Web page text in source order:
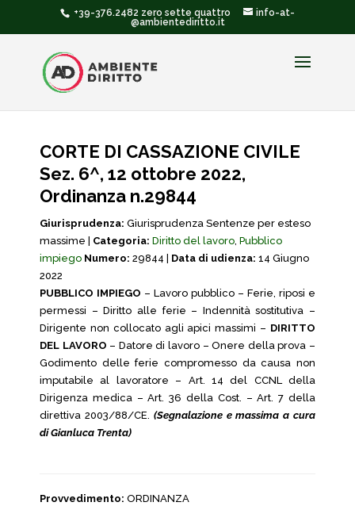
+39-376.2482 zero sette quattro
info-at-
@ambientediritto.it
CORTE DI CASSAZIONE CIVILE
Sez. 6^, 12 ottobre 2022,
Ordinanza n.29844
Giurisprudenza: Giurisprudenza Sentenze per esteso
massime | Categoria: Diritto del lavoro, Pubblico
impiego Numero: 29844 | Data di udienza: 14 Giugno
2022
PUBBLICO IMPIEGO – Lavoro pubblico – Ferie, riposi e
permessi – Diritto alle ferie – Indennità sostitutiva –
Dirigente non collocato agli apici massimi – DIRITTO
DEL LAVORO – Datore di lavoro – Onere della prova –
Godimento delle ferie compromesso da causa non
imputabile al lavoratore – Art. 14 del CCNL della
Dirigenza medica – Art. 36 della Cost. – Art. 7 della
direttiva 2003/88/CE. (Segnalazione e massima a cura
di Gianluca Trenta)
Provvedimento: ORDINANZA